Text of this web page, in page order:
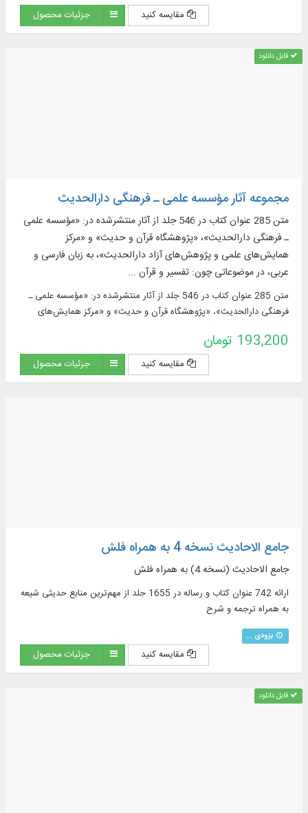
مقایسه کنید جزئیات محصول
قابل دانلود
مجموعه آثار مؤسسه علمی ـ فرهنگی دارالحدیث
متن 285 عنوان کتاب در 546 جلد از آثار منتشرشده در: «مؤسسه علمی
ـ فرهنگی دارالحدیث»، «پژوهشگاه قرآن و حدیث» و «مرکز
همایش‌های علمی و پژوهش‌های آزاد دارالحدیث»، به زبان فارسی و
عربی، در موضوعاتی چون: تفسیر و قرآن ...
متن 285 عنوان کتاب در 546 جلد از آثار منتشرشده در: «مؤسسه علمی ـ
فرهنگی دارالحدیث»، «پژوهشگاه قرآن و حدیث» و «مرکز همایش‌های
چون: تفسیر و قرآن ...
193,200 تومان
مقایسه کنید جزئیات محصول
جامع الاحادیث نسخه 4 به همراه فلش
جامع الاحادیث (نسخه 4) به همراه فلش
ارائه 742 عنوان کتاب و رساله در 1655 جلد از مهم‌ترین منابع حدیثی شیعه
به همراه ترجمه و شرح
بزودی ...
مقایسه کنید جزئیات محصول
قابل دانلود